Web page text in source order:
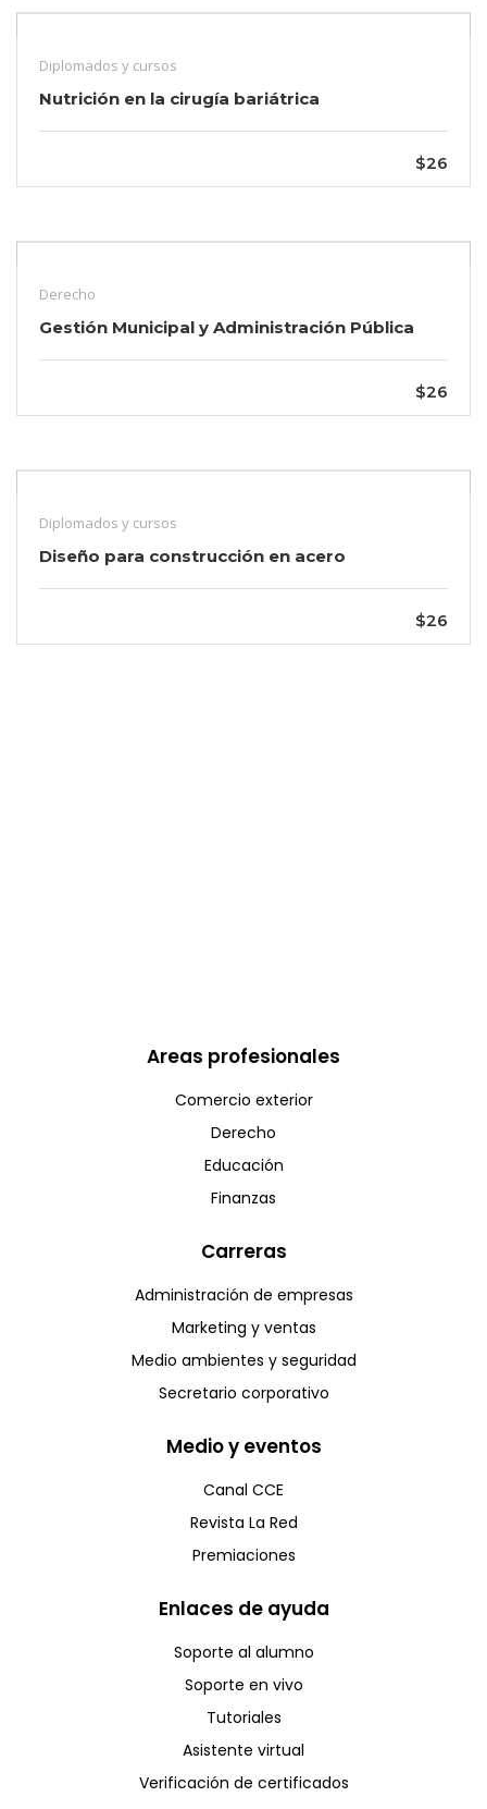
Diplomados y cursos
Nutrición en la cirugía bariátrica
$26
Derecho
Gestión Municipal y Administración Pública
$26
Diplomados y cursos
Diseño para construcción en acero
$26
Areas profesionales
Comercio exterior
Derecho
Educación
Finanzas
Carreras
Administración de empresas
Marketing y ventas
Medio ambientes y seguridad
Secretario corporativo
Medio y eventos
Canal CCE
Revista La Red
Premiaciones
Enlaces de ayuda
Soporte al alumno
Soporte en vivo
Tutoriales
Asistente virtual
Verificación de certificados